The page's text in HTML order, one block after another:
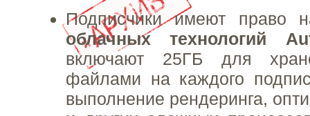
Подписчики имеют право
облачных технологий
включают 25ГБ для
файлами на каждого
выполнение рендеринга,